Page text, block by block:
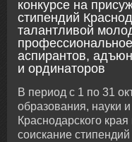
конкурсе на
стипендий
талантливой
аспирантов,
и ординаторов
В период с 1 по 31
образования, науки
Краснодарского
соискание